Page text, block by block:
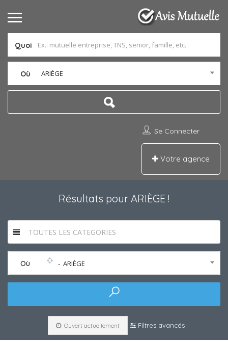
Quoi
Où ARIÈGE
Se Connecter
Votre agence
Résultats pour ARIÈGE !
TOUTES LES CATEGORIES
Où - ARIÈGE
Ouvert actuellement Filtres avancés